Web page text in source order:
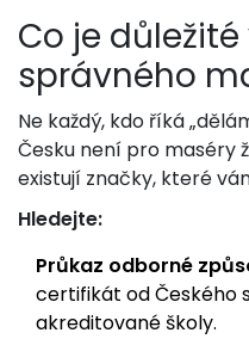
Co je
správného
Ne každý, kdo říká
Česku není pro maséry
existují značky, které
Hledejte:
Průkaz odborné
certifikát od Českého
akreditované školy.